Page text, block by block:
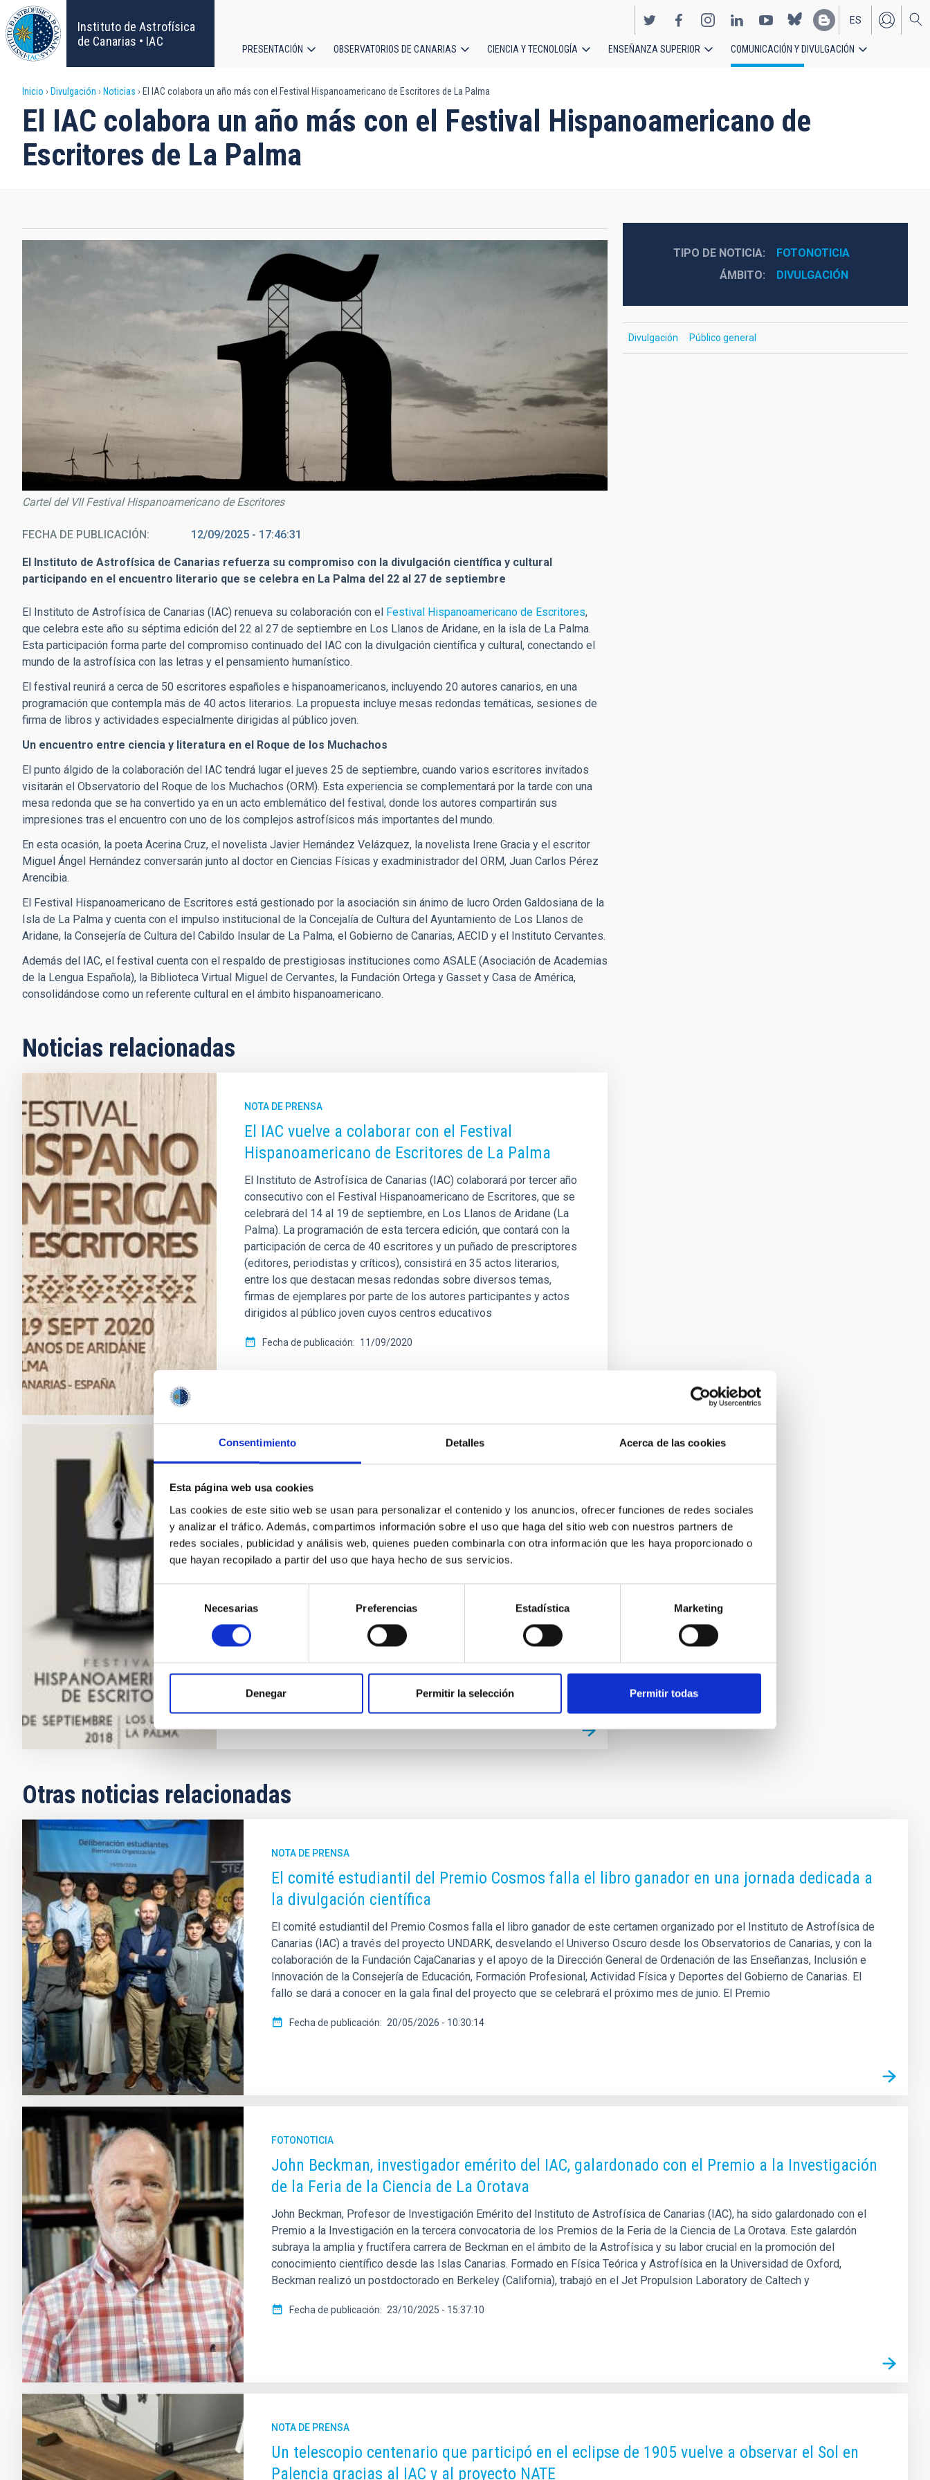
Consentimiento Detalles Acerca de las cookies
Esta página web usa cookies
Las cookies de este sitio web se usan para personalizar el contenido y los anuncios, ofrecer funciones de redes sociales
y analizar el tráfico. Además, compartimos información sobre el uso que haga del sitio web con nuestros partners de
redes sociales, publicidad y análisis web, quienes pueden combinarla con otra información que les haya proporcionado o
que hayan recopilado a partir del uso que haya hecho de sus servicios.
de
consentimiento
Necesarias Preferencias Estadística Marketing
Denegar Permitir la selección Permitir todas
Pasar
al
contenido
principal
Instituto de Astrofísica
de Canarias • IAC
EN
ES
principal
PRESENTACIÓN OBSERVATORIOS DE CANARIAS CIENCIA Y TECNOLOGÍA ENSEÑANZA SUPERIOR COMUNICACIÓN Y DIVULGACIÓN
Sobrescribir
enlaces
de
a
navegación
Inicio Divulgación Noticias El IAC colabora un año más con el Festival Hispanoamericano de Escritores de La Palma
El IAC colabora un año más con el Festival Hispanoamericano de
Escritores de La Palma
Cartel del VII Festival Hispanoamericano de Escritores
FECHA DE PUBLICACIÓN 12/09/2025 - 17:46:31
El Instituto de Astrofísica de Canarias refuerza su compromiso con la divulgación científica y cultural
participando en el encuentro literario que se celebra en La Palma del 22 al 27 de septiembre
El Instituto de Astrofísica de Canarias (IAC) renueva su colaboración con el Festival Hispanoamericano de Escritores,
que celebra este año su séptima edición del 22 al 27 de septiembre en Los Llanos de Aridane, en la isla de La Palma.
Esta participación forma parte del compromiso continuado del IAC con la divulgación científica y cultural, conectando el
mundo de la astrofísica con las letras y el pensamiento humanístico.
El festival reunirá a cerca de 50 escritores españoles e hispanoamericanos, incluyendo 20 autores canarios, en una
programación que contempla más de 40 actos literarios. La propuesta incluye mesas redondas temáticas, sesiones de
firma de libros y actividades especialmente dirigidas al público joven.
Un encuentro entre ciencia y literatura en el Roque de los Muchachos
El punto álgido de la colaboración del IAC tendrá lugar el jueves 25 de septiembre, cuando varios escritores invitados
visitarán el Observatorio del Roque de los Muchachos (ORM). Esta experiencia se complementará por la tarde con una
mesa redonda que se ha convertido ya en un acto emblemático del festival, donde los autores compartirán sus
impresiones tras el encuentro con uno de los complejos astrofísicos más importantes del mundo.
En esta ocasión, la poeta Acerina Cruz, el novelista Javier Hernández Velázquez, la novelista Irene Gracia y el escritor
Miguel Ángel Hernández conversarán junto al doctor en Ciencias Físicas y exadministrador del ORM, Juan Carlos Pérez
Arencibia.
El Festival Hispanoamericano de Escritores está gestionado por la asociación sin ánimo de lucro Orden Galdosiana de la
Isla de La Palma y cuenta con el impulso institucional de la Concejalía de Cultura del Ayuntamiento de Los Llanos de
Aridane, la Consejería de Cultura del Cabildo Insular de La Palma, el Gobierno de Canarias, AECID y el Instituto Cervantes.
Además del IAC, el festival cuenta con el respaldo de prestigiosas instituciones como ASALE (Asociación de Academias
de la Lengua Española), la Biblioteca Virtual Miguel de Cervantes, la Fundación Ortega y Gasset y Casa de América,
consolidándose como un referente cultural en el ámbito hispanoamericano.
Noticias relacionadas
NOTA DE PRENSA
El IAC vuelve a colaborar con el Festival
Hispanoamericano de Escritores de La Palma
El Instituto de Astrofísica de Canarias (IAC) colaborará por tercer año
consecutivo con el Festival Hispanoamericano de Escritores, que se
celebrará del 14 al 19 de septiembre, en Los Llanos de Aridane (La
Palma). La programación de esta tercera edición, que contará con la
participación de cerca de 40 escritores y un puñado de prescriptores
(editores, periodistas y críticos), consistirá en 35 actos literarios,
entre los que destacan mesas redondas sobre diversos temas,
firmas de ejemplares por parte de los autores participantes y actos
dirigidos al público joven cuyos centros educativos
Fecha de publicación 11/09/2020
EL IAC colabora con el primer Festival
Hispanoamericano de Escritores en La Palma
El encuentro, que se celebrará entre el 18 y el 22 de septiembre, en
el municipio palmero de Los Llanos de Aridane, reunirá a unas
cuarenta grandes figuras de la literatura hispana procedentes de
ambas orillas del Atlántico. Entre los actos previstos, el Instituto de
rendirá homenaje a la figura de Stephen Hawking y organizará para
los invitados una visita especial al Observatorio del Roque de los
Muchachos.
Fecha de publicación 12/09/2018
TIPO DE NOTICIA
FOTONOTICIA
ÁMBITO
DIVULGACIÓN
Divulgación Público general
Otras noticias relacionadas
NOTA DE PRENSA
El comité estudiantil del Premio Cosmos falla el libro ganador en una jornada dedicada a
la divulgación científica
El comité estudiantil del Premio Cosmos falla el libro ganador de este certamen organizado por el Instituto de Astrofísica de
Canarias (IAC) a través del proyecto UNDARK, desvelando el Universo Oscuro desde los Observatorios de Canarias, y con la
colaboración de la Fundación CajaCanarias y el apoyo de la Dirección General de Ordenación de las Enseñanzas, Inclusión e
Innovación de la Consejería de Educación, Formación Profesional, Actividad Física y Deportes del Gobierno de Canarias. El
fallo se dará a conocer en la gala final del proyecto que se celebrará el próximo mes de junio. El Premio
Fecha de publicación 20/05/2026 - 10:30:14
FOTONOTICIA
John Beckman, investigador emérito del IAC, galardonado con el Premio a la Investigación
de la Feria de la Ciencia de La Orotava
John Beckman, Profesor de Investigación Emérito del Instituto de Astrofísica de Canarias (IAC), ha sido galardonado con el
Premio a la Investigación en la tercera convocatoria de los Premios de la Feria de la Ciencia de La Orotava. Este galardón
subraya la amplia y fructífera carrera de Beckman en el ámbito de la Astrofísica y su labor crucial en la promoción del
conocimiento científico desde las Islas Canarias. Formado en Física Teórica y Astrofísica en la Universidad de Oxford,
Beckman realizó un postdoctorado en Berkeley (California), trabajó en el Jet Propulsion Laboratory de Caltech y
Fecha de publicación 23/10/2025 - 15:37:10
NOTA DE PRENSA
Un telescopio centenario que participó en el eclipse de 1905 vuelve a observar el Sol en
Palencia gracias al IAC y al proyecto NATE